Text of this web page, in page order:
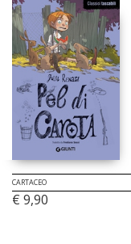
CARTACEO
€ 9,90